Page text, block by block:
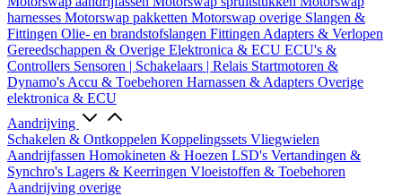
harnesses Motorswap pakketten Motorswap overige Slangen &
Fittingen Olie- en brandstofslangen Fittingen Adapters & Verlopen
Gereedschappen & Overige Elektronica & ECU ECU's &
Controllers Sensoren | Schakelaars | Relais Startmotoren &
Dynamo's Accu & Toebehoren Harnassen & Adapters Overige
elektronica & ECU
Aandrijving
Schakelen & Ontkoppelen Koppelingssets Vliegwielen
Aandrijfassen Homokineten & Hoezen LSD's Vertandingen &
Synchro's Lagers & Keerringen Vloeistoffen & Toebehoren
Aandrijving overige